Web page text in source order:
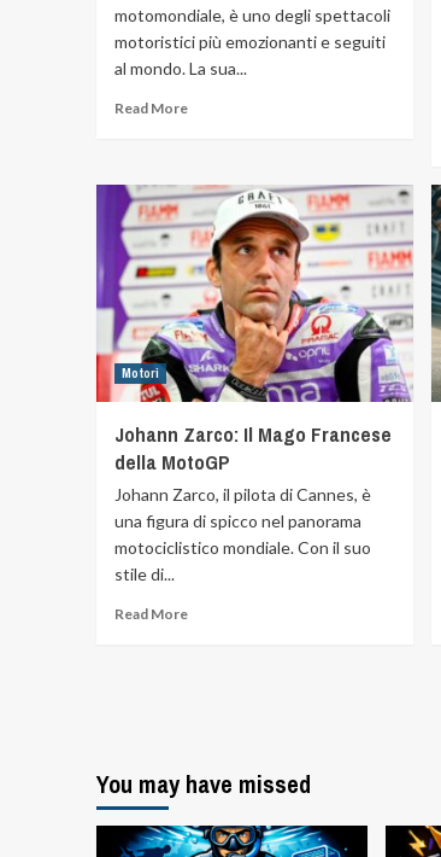
motomondiale, è uno degli spettacoli
motoristici più emozionanti e seguiti
al mondo. La sua...
Read More
Motori
Johann Zarco: Il Mago Francese
della MotoGP
Johann Zarco, il pilota di Cannes, è
una figura di spicco nel panorama
motociclistico mondiale. Con il suo
stile di...
Read More
You may have missed